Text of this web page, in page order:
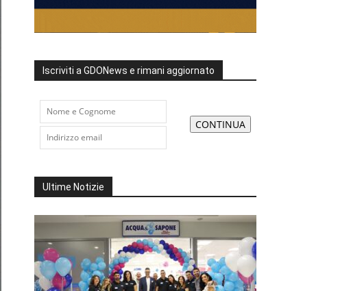
Iscriviti a GDONews e rimani aggiornato
Ultime Notizie